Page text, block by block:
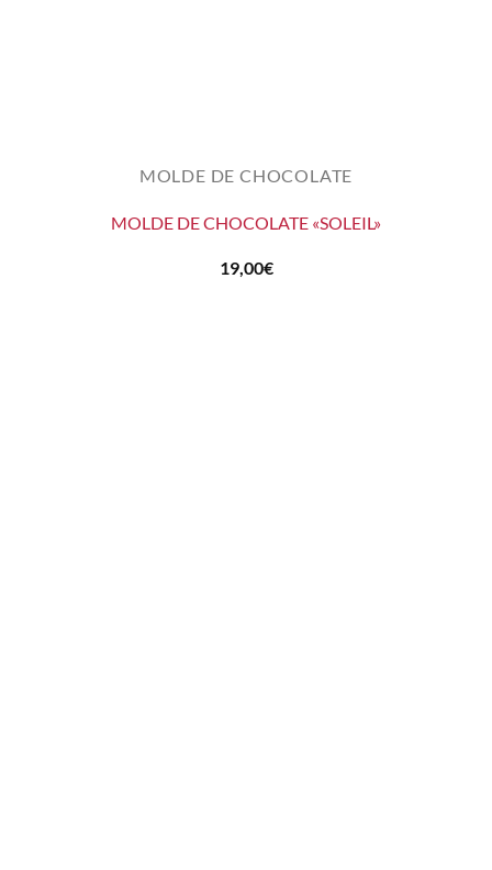
MOLDE DE CHOCOLATE
MOLDE DE CHOCOLATE «SOLEIL»
19,00€